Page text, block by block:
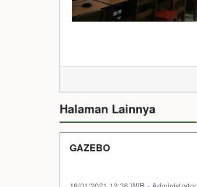
Halaman Lainnya
GAZEBO